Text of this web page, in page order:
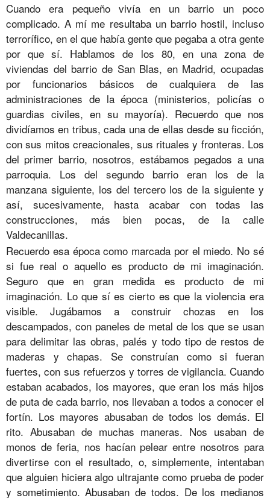
Cuando era pequeño vivía en un barrio un poco
complicado. A mí me resultaba un barrio hostil, incluso
terrorífico, en el que había gente que pegaba a otra gente
por que sí. Hablamos de los 80, en una zona de
viviendas del barrio de San Blas, en Madrid, ocupadas
por funcionarios básicos de cualquiera de las
administraciones de la época (ministerios, policías o
guardias civiles, en su mayoría). Recuerdo que nos
dividíamos en tribus, cada una de ellas desde su ficción,
con sus mitos creacionales, sus rituales y fronteras. Los
del primer barrio, nosotros, estábamos pegados a una
parroquia. Los del segundo barrio eran los de la
manzana siguiente, los del tercero los de la siguiente y
así, sucesivamente, hasta acabar con todas las
construcciones, más bien pocas, de la calle
Valdecanillas.
Recuerdo esa época como marcada por el miedo. No sé
si fue real o aquello es producto de mi imaginación.
Seguro que en gran medida es producto de mi
imaginación. Lo que sí es cierto es que la violencia era
visible. Jugábamos a construir chozas en los
descampados, con paneles de metal de los que se usan
para delimitar las obras, palés y todo tipo de restos de
maderas y chapas. Se construían como si fueran
fuertes, con sus refuerzos y torres de vigilancia. Cuando
estaban acabados, los mayores, que eran los más hijos
de puta de cada barrio, nos llevaban a todos a conocer el
fortín. Los mayores abusaban de todos los demás. El
rito. Abusaban de muchas maneras. Nos usaban de
monos de feria, nos hacían pelear entre nosotros para
divertirse con el resultado, o, simplemente, intentaban
que alguien hiciera algo ultrajante como prueba de poder
y sometimiento. Abusaban de todos. De los medianos